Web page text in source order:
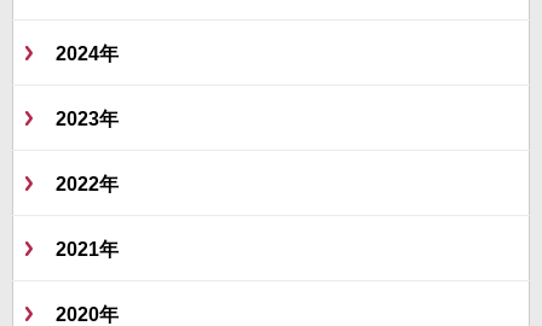
2024年
2023年
2022年
2021年
2020年